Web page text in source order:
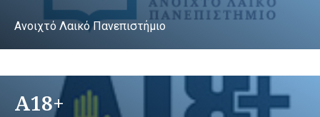
Ανοιχτό Λαικό Πανεπιστήμιο
A18+